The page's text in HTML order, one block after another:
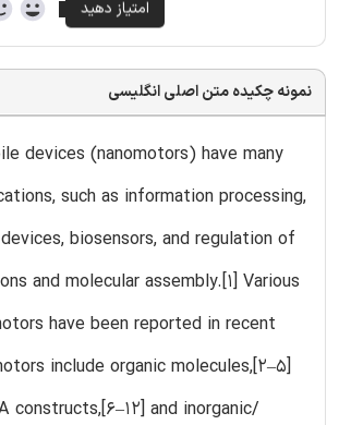
نمونه چکیده متن اصلی انگلیسی
devices (nanomotors) have many
such as information processing,
biosensors, and regulation of
and molecular assembly.[1] Various
have been reported in recent
include organic molecules,[2–5]
constructs,[6–12] and inorganic/